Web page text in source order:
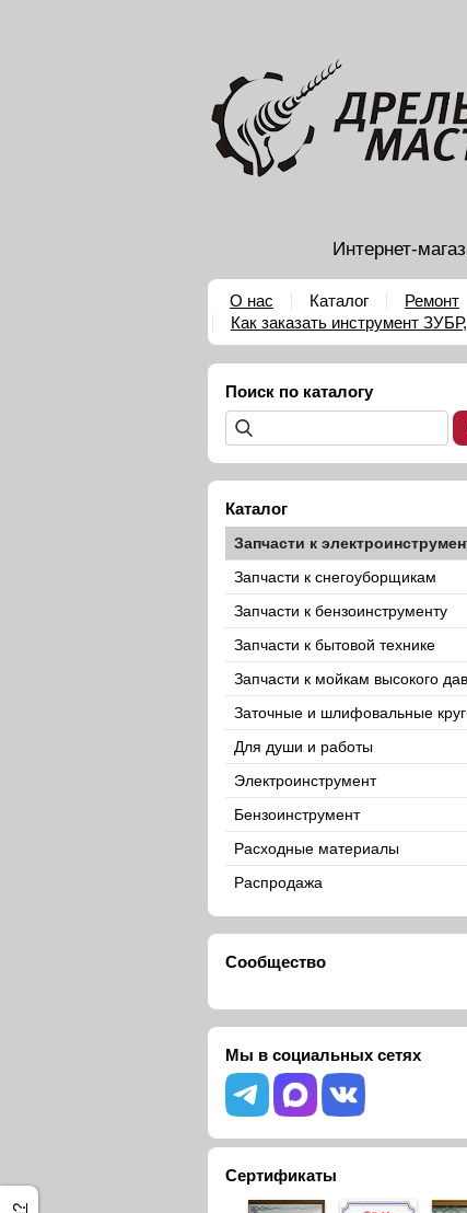
Интернет-
О нас Каталог Ремонт
Как заказать инструмент
Поиск по каталогу
Каталог
Запчасти к
Запчасти к снегоуборщикам
Запчасти к бензоинструменту
Запчасти к бытовой технике
Запчасти к мойкам высокого
Заточные и шлифовальные
Для души и работы
Электроинструмент
Бензоинструмент
Расходные материалы
Распродажа
Сообщество
Мы в социальных сетях
Сертификаты